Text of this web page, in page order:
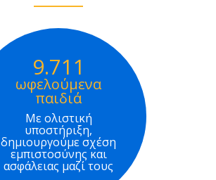
9.711
ωφελούμενα
παιδιά
Με ολιστική
υποστήριξη,
δημιουργούμε σχέση
εμπιστοσύνης και
ασφάλειας μαζί τους